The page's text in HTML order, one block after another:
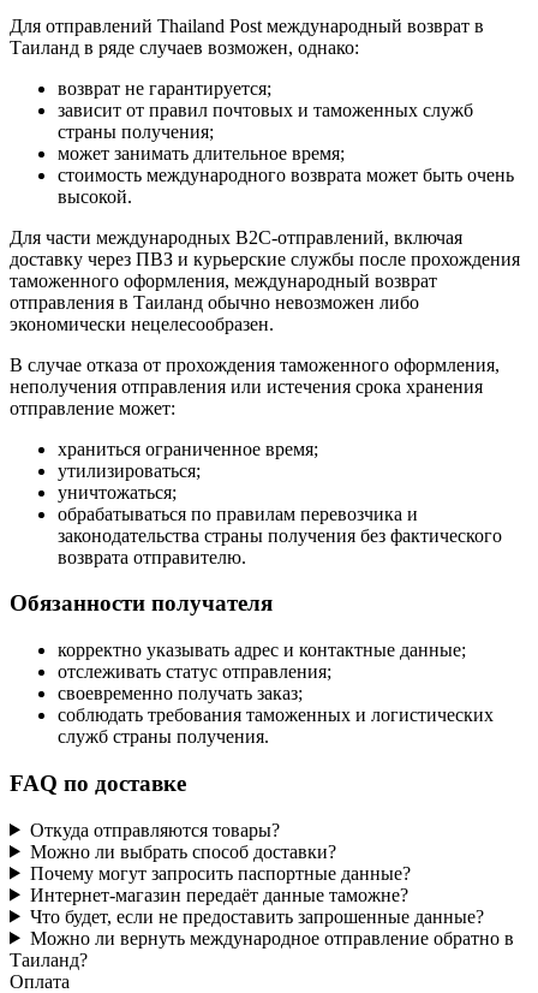
Для отправлений Thailand Post международный возврат в
Таиланд в ряде случаев возможен, однако:
возврат не гарантируется;
зависит от правил почтовых и таможенных служб
страны получения;
может занимать длительное время;
стоимость международного возврата может быть очень
высокой.
Для части международных B2C-отправлений, включая
доставку через ПВЗ и курьерские службы после прохождения
таможенного оформления, международный возврат
отправления в Таиланд обычно невозможен либо
экономически нецелесообразен.
В случае отказа от прохождения таможенного оформления,
неполучения отправления или истечения срока хранения
отправление может:
храниться ограниченное время;
утилизироваться;
уничтожаться;
обрабатываться по правилам перевозчика и
законодательства страны получения без фактического
возврата отправителю.
Обязанности получателя
корректно указывать адрес и контактные данные;
отслеживать статус отправления;
своевременно получать заказ;
соблюдать требования таможенных и логистических
служб страны получения.
FAQ по доставке
Откуда отправляются товары?
Можно ли выбрать способ доставки?
Почему могут запросить паспортные данные?
Интернет-магазин передаёт данные таможне?
Что будет, если не предоставить запрошенные данные?
Можно ли вернуть международное отправление обратно в
Таиланд?
Оплата